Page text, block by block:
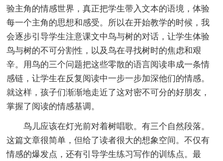
验主角的情感世界，真正把学生带入文本的语境，体验
每一个主角的思想和感受。所以在开始教学的时候，我
会逐步引导学生注意课文中鸟与树的对话，让学生体验
鸟与树的不可分割性，以及鸟在寻找树时的焦虑和艰
辛。用鸟的三个问题把这些零散的语言阅读串成一条情
感链，让学生在反复阅读中一步一步加深他们的情感。
就这样，孩子们渐渐地走近了这对密不可分的好朋友，
掌握了阅读的情感基调。
鸟儿应该在灯光前对着树唱歌。有三个自然段落。
这篇文章很简单，但给了读者很大的想象空间。不仅有
情感的爆发点，还有引导学生练习写作的训练点。最